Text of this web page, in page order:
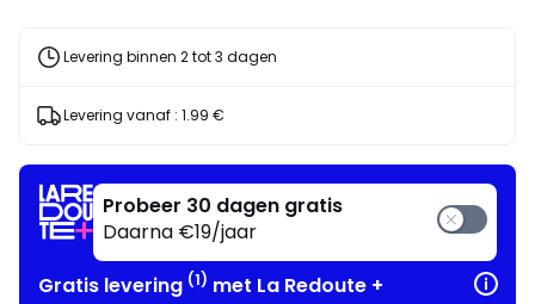
Levering binnen 2 tot 3 dagen
Levering vanaf : 1.99 €
Probeer 30 dagen gratis
Daarna €19/jaar
Gratis levering (1) met La Redoute +